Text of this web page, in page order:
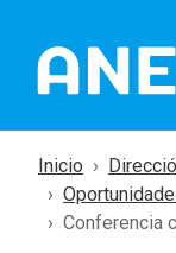
Inicio
Conferencia